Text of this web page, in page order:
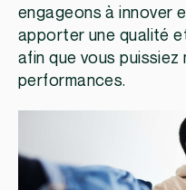
engageons à innover
apporter une qualité
afin que vous puissiez
performances.